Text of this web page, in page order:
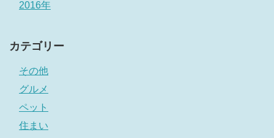
2016年
カテゴリー
その他
グルメ
ペット
住まい